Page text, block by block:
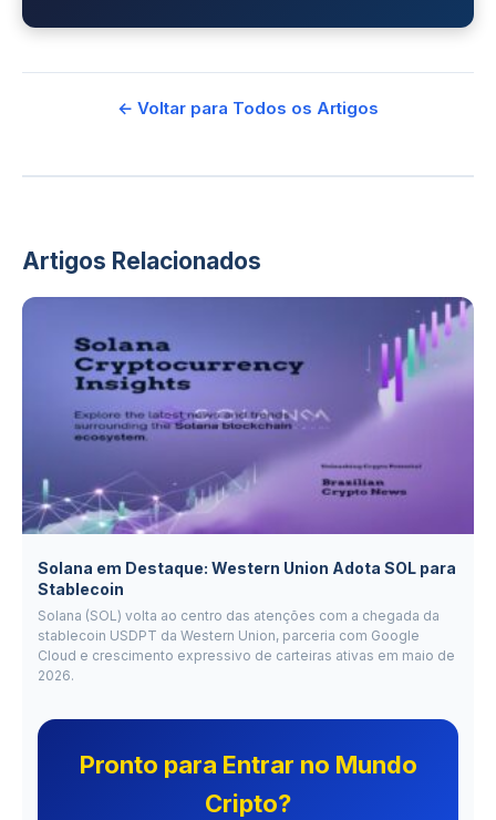
← Voltar para Todos os Artigos
Artigos Relacionados
Solana em Destaque: Western Union Adota SOL para
Stablecoin
Solana (SOL) volta ao centro das atenções com a chegada da
stablecoin USDPT da Western Union, parceria com Google
Cloud e crescimento expressivo de carteiras ativas em maio de
2026.
Pronto para Entrar no Mundo
Cripto?